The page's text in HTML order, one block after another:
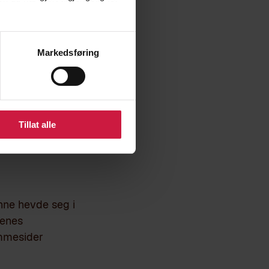
Markedsføring
Tillat alle
hevde seg i